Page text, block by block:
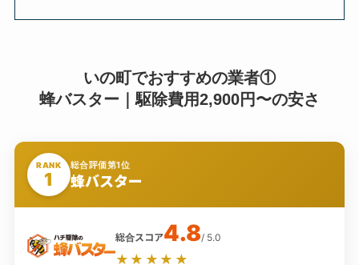
いの町でおすすめの業者①
蜂バスター｜駆除費用2,900円〜の安さ
RANK
1
総合評価第1位
蜂バスター
総合スコア4.8/ 5.0
★★★★★